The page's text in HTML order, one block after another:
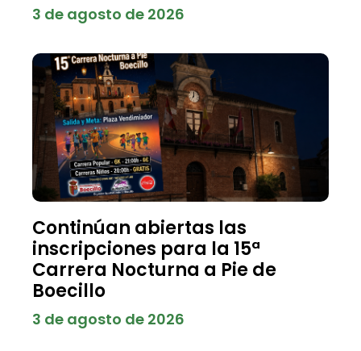
3 de agosto de 2026
Continúan abiertas las
inscripciones para la 15ª
Carrera Nocturna a Pie de
Boecillo
3 de agosto de 2026